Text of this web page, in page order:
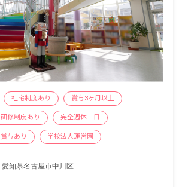
社宅制度あり 賞与3ヶ月以上
研修制度あり 完全週休二日
賞与あり 学校法人運営園
愛知県名古屋市中川区